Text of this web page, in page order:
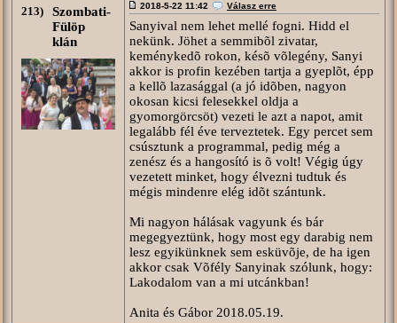
213)
Szombati-
Fülöp
klán
2018-5-22 11:42 Válasz erre
Sanyival nem lehet mellé fogni. Hidd el
nekünk. Jöhet a semmibõl zivatar,
keménykedõ rokon, késõ võlegény, Sanyi
akkor is profin kezében tartja a gyeplõt, épp
a kellõ lazasággal (a jó idõben, nagyon
okosan kicsi felesekkel oldja a
gyomorgörcsöt) vezeti le azt a napot, amit
legalább fél éve terveztetek. Egy percet sem
csúsztunk a programmal, pedig még a
zenész és a hangosító is õ volt! Végig úgy
vezetett minket, hogy élvezni tudtuk és
mégis mindenre elég idõt szántunk.
Mi nagyon hálásak vagyunk és bár
megegyeztünk, hogy most egy darabig nem
lesz egyikünknek sem esküvõje, de ha igen
akkor csak Võfély Sanyinak szólunk, hogy:
Lakodalom van a mi utcánkban!
Anita és Gábor 2018.05.19.